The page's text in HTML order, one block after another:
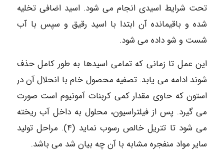
تحت شرایط اسیدی انجام می شود. اسید اضافی تخلیه
شده و باقیمانده آن ابتدا با اسید رقیق و سپس با آب
شست و شو داده می شود.
این عمل تا زمانی که تمامی اسیدها به طور کامل حذف
شوند ادامه می یابد. تصفیه محصول خام با انحلال آن در
استون که حاوی مقدار کمی کربنات آمونیوم است صورت
می گیرد. پس از فیلتراسیون، محلول به داخل آب ریخته
می شود تا تتريل خالص رسوب نماید (۴). مراحل تولید
سایر مواد منفجره مشابه با آن چه بیان شد می باشد.